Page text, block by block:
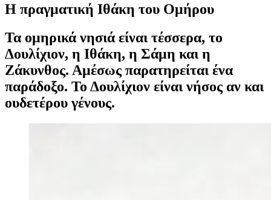
Η πραγματική Ιθάκη του Ομήρου
Τα ομηρικά νησιά είναι τέσσερα, το
Δουλίχιον, η Ιθάκη, η Σάμη και η
Ζάκυνθος. Αμέσως παρατηρείται ένα
παράδοξο. Το Δουλίχιον είναι νήσος αν και
ουδετέρου γένους.